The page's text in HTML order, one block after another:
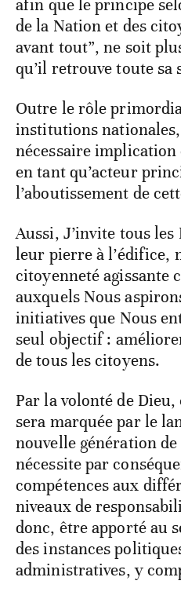
afin que le principe
de la Nation et des
avant tout”, ne soit
qu’il retrouve toute sa
Outre le rôle
institutions
nécessaire
en tant qu’acteur
l’aboutissement de
Aussi, J’invite tous
leur pierre à l’édifice,
citoyenneté agissante
auxquels Nous
initiatives que Nous
seul objectif :
de tous les citoyens.
Par la volonté de
sera marquée par le
nouvelle génération
nécessite par
compétences aux
niveaux de
donc, être apporté au
des instances
administratives, y